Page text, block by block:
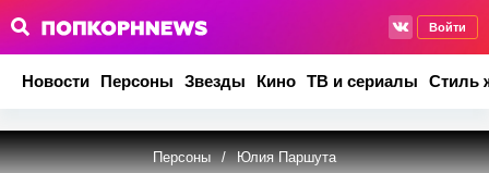
Войти
Новости Персоны Звезды Кино ТВ и сериалы Стиль
Персоны / Юлия Паршута